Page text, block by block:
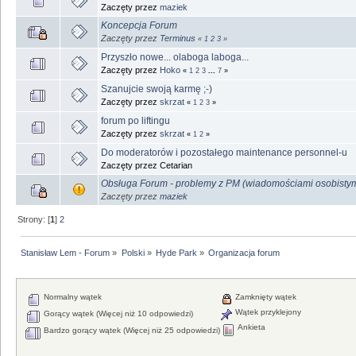
Zaczęty przez maziek
Koncepcja Forum
Zaczęty przez Terminus « 1 2 3 »
Przyszło nowe... olaboga laboga...
Zaczęty przez Hoko « 1 2 3 7 »
Szanujcie swoją karmę ;-)
Zaczęty przez skrzat « 1 2 3 »
forum po liftingu
Zaczęty przez skrzat « 1 2 »
Do moderatorów i pozostałego maintenance personnel-u
Zaczęty przez Cetarian
Obsługa Forum - problemy z PM (wiadomościami
Zaczęty przez maziek
Strony: [1]2
Stanisław Lem - Forum » Polski» Hyde Park » Organizacja forum
Normalny wątek
Gorący wątek (Więcej niż 10 odpowiedzi)
Bardzo gorący wątek (Więcej niż 25 odpowiedzi)
Zamknięty wątek
Wątek przyklejony
Ankieta